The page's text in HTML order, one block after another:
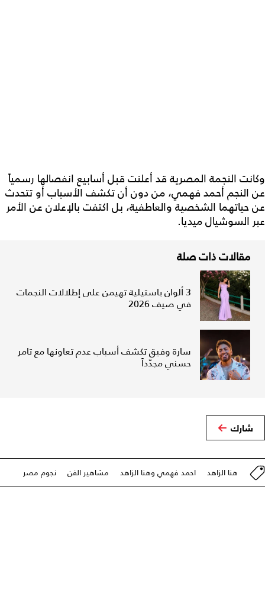
وكانت النجمة المصرية قد أعلنت قبل أسابيع انفصالها رسمياً
عن النجم أحمد فهمي، من دون أن تكشف الأسباب أو تتحدث
عن حياتهما الشخصية والعاطفية، بل اكتفت بالإعلان عن الأمر
عبر السوشيال ميديا.
مقالات ذات صلة
3 ألوان باستيلية تهيمن على إطلالات النجمات
في صيف 2026
سارة وفيق تكشف أسباب عدم تعاونها مع تامر
حسني مجدّداً
شارك
هنا الزاهد احمد فهمي وهنا الزاهد مشاهير الفن نجوم مصر